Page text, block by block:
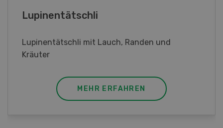
Frühlingsrollen
Frühlingsrollen mit Poulet
MEHR ERFAHREN